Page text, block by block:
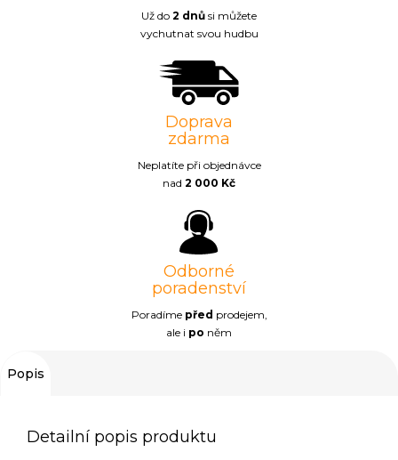
Už do 2 dnů si můžete
vychutnat svou hudbu
Doprava
zdarma
Neplatíte při objednávce
nad 2 000 Kč
Odborné
poradenství
Poradíme před prodejem,
ale i po něm
Popis
Detailní popis produktu